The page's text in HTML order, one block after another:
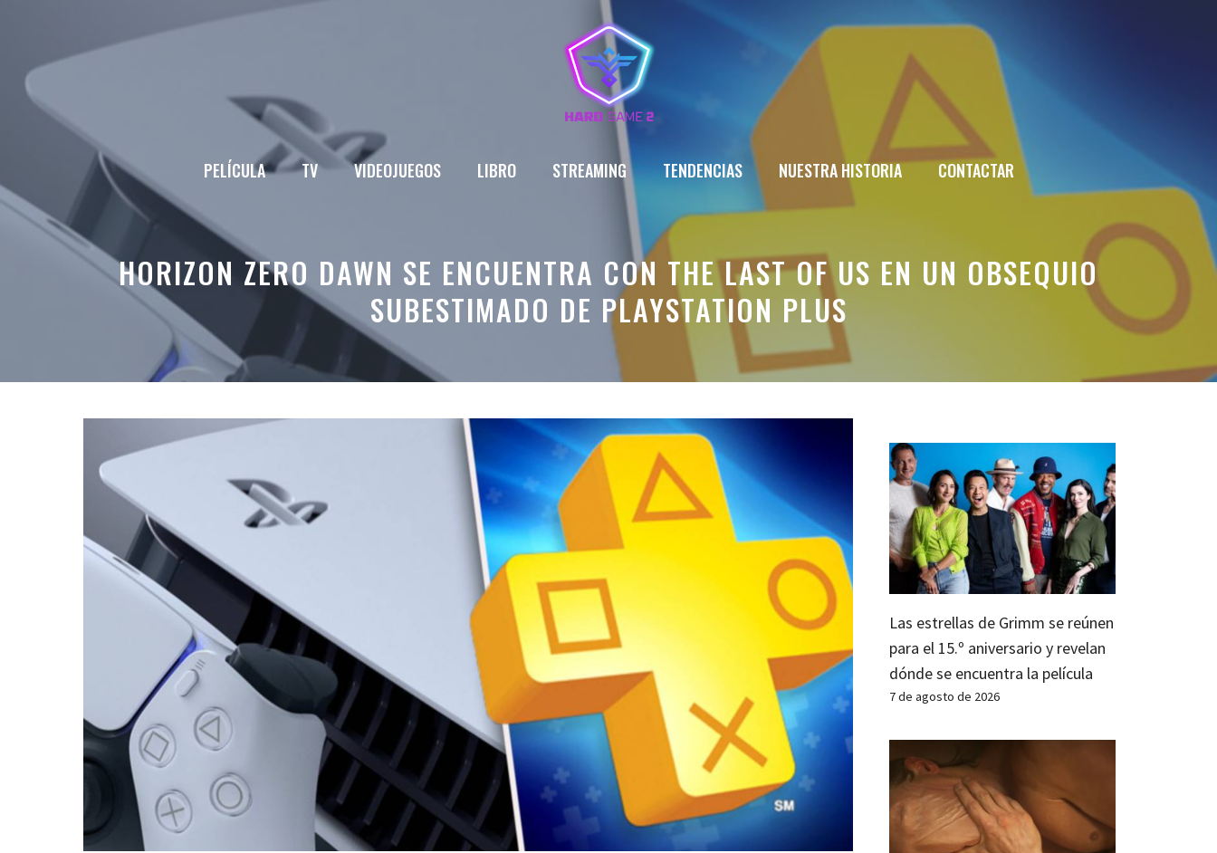
contenido
PELÍCULA TV VIDEOJUEGOS LIBRO STREAMING TENDENCIAS NUESTRA HISTORIA CONTACTAR
HORIZON ZERO DAWN SE ENCUENTRA CON THE LAST OF US EN UN OBSEQUIO
SUBESTIMADO DE PLAYSTATION PLUS
Las estrellas de Grimm se reúnen
para el 15.º aniversario y revelan
dónde se encuentra la película
7 de agosto de 2026